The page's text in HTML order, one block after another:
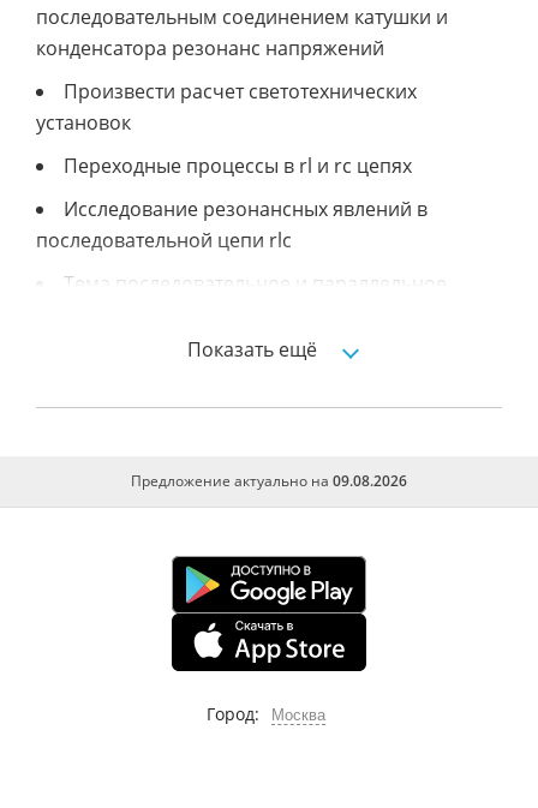
последовательным соединением катушки и
конденсатора резонанс напряжений
Произвести расчет светотехнических
установок
Переходные процессы в rl и rc цепях
Исследование резонансных явлений в
последовательной цепи rlc
Тема последовательное и параллельное
Электротехника и электроника
Лабораторная работа исследования
резонанс напряжения
Лабы лабораторная работа по
Показать ещё
Предложение актуально на 09.08.2026
Город: Москва